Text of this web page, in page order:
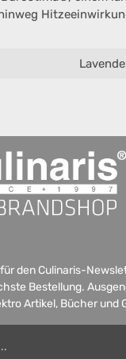
den Culinaris-
Bestellung.
Artikel, Bücher und